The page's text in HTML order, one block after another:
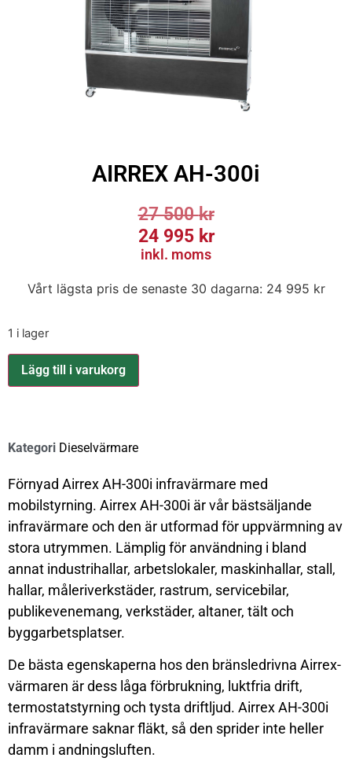
AIRREX AH-300i
27 500kr
24 995 kr
inkl. moms
Vårt lägsta pris de senaste 30 dagarna: 24 995 kr
1 i lager
Lägg till i varukorg
Kategori Dieselvärmare
Förnyad Airrex AH-300i infravärmare med
mobilstyrning. Airrex AH-300i är vår bästsäljande
infravärmare och den är utformad för uppvärmning av
stora utrymmen. Lämplig för användning i bland
annat industrihallar, arbetslokaler, maskinhallar, stall,
hallar, måleriverkstäder, rastrum, servicebilar,
publikevenemang, verkstäder, altaner, tält och
byggarbetsplatser.
De bästa egenskaperna hos den bränsledrivna Airrex-
värmaren är dess låga förbrukning, luktfria drift,
termostatstyrning och tysta driftljud. Airrex AH-300i
infravärmare saknar fläkt, så den sprider inte heller
damm i andningsluften.